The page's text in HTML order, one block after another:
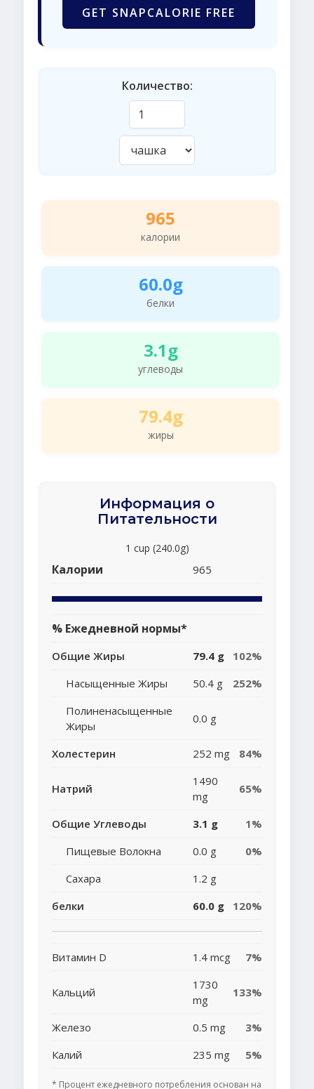
GET SNAPCALORIE FREE
Количество:
965
калории
60.0g
белки
3.1g
углеводы
79.4g
жиры
Информация о
Питательности
1 cup (240.0g)
Калории 965
% Ежедневной нормы*
Общие Жиры 79.4 g
102%
Насыщенные Жиры
50.4 g
252%
Полиненасыщенные
Жиры
0.0 g
Холестерин 252 mg 84%
Натрий
1490
mg
65%
Общие Углеводы 3.1 g
1%
Пищевые Волокна
0.0 g
0%
Сахара
1.2 g
белки
60.0 g 120%
Витамин D 1.4 mcg 7%
Кальций
1730
mg
133%
Железо 0.5 mg
3%
Калий
235 mg 5%
* Процент ежедневного потребления основан на